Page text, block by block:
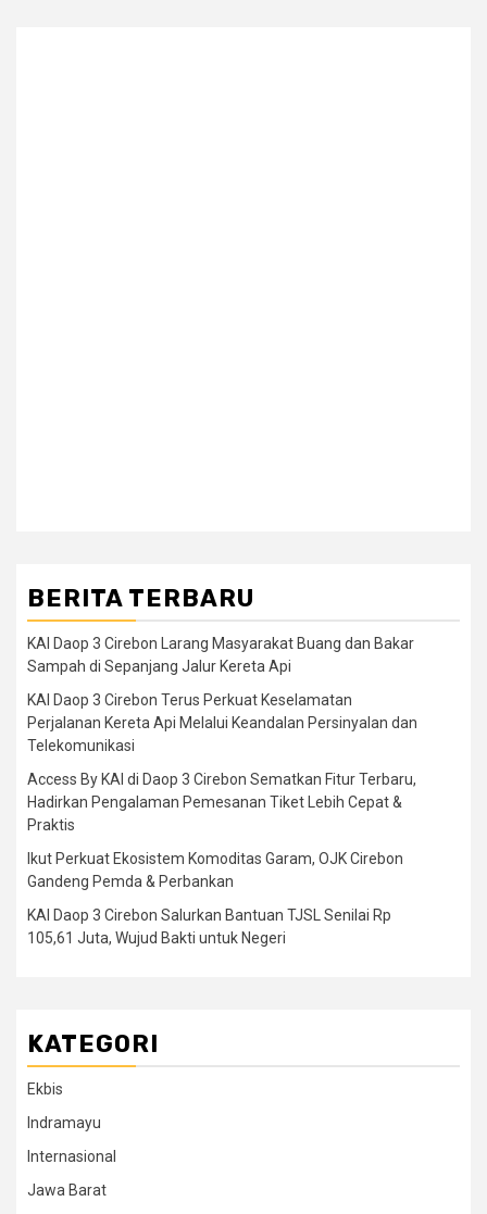
BERITA TERBARU
KAI Daop 3 Cirebon Larang Masyarakat Buang dan Bakar
Sampah di Sepanjang Jalur Kereta Api
KAI Daop 3 Cirebon Terus Perkuat Keselamatan
Perjalanan Kereta Api Melalui Keandalan Persinyalan dan
Telekomunikasi
Access By KAI di Daop 3 Cirebon Sematkan Fitur Terbaru,
Hadirkan Pengalaman Pemesanan Tiket Lebih Cepat &
Praktis
Ikut Perkuat Ekosistem Komoditas Garam, OJK Cirebon
Gandeng Pemda & Perbankan
KAI Daop 3 Cirebon Salurkan Bantuan TJSL Senilai Rp
105,61 Juta, Wujud Bakti untuk Negeri
KATEGORI
Ekbis
Indramayu
Internasional
Jawa Barat